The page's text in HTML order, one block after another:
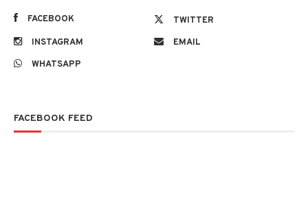
FACEBOOK
TWITTER
INSTAGRAM
EMAIL
WHATSAPP
FACEBOOK FEED